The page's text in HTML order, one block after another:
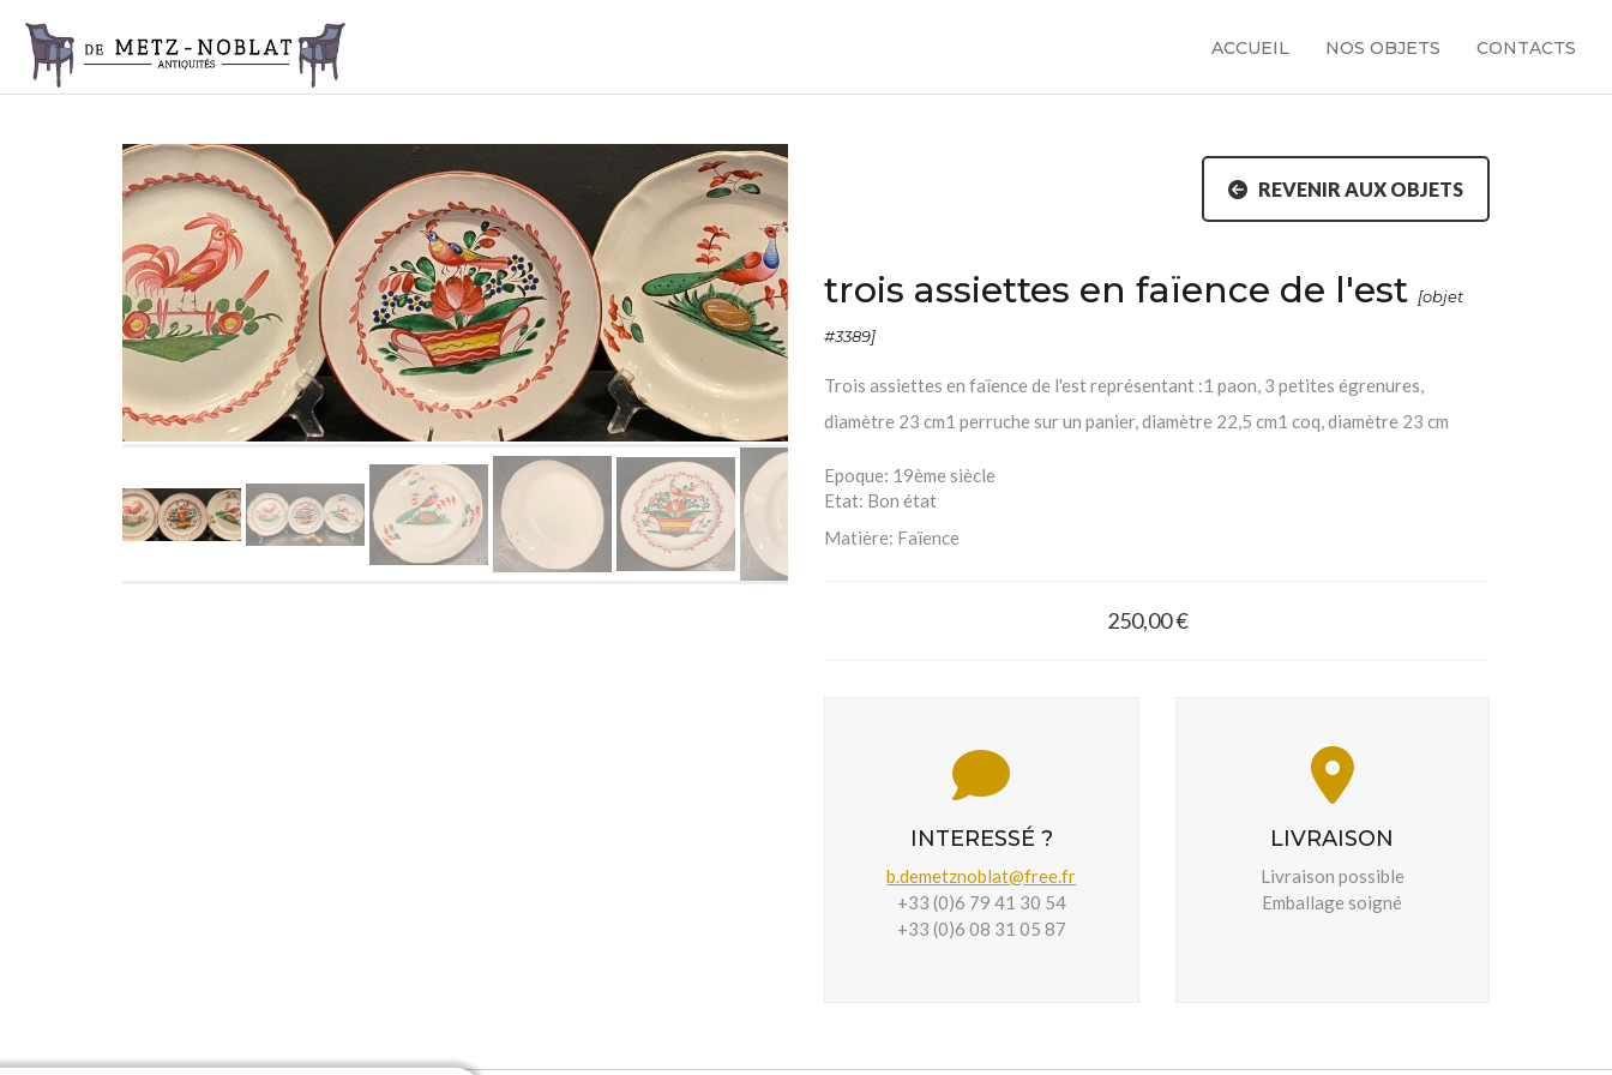
ACCUEIL NOS OBJETS CONTACTS
REVENIR AUX OBJETS
trois assiettes en faïence de l'est [objet
#3389]
Trois assiettes en faïence de l'est représentant :1 paon, 3 petites égrenures,
diamètre 23 cm1 perruche sur un panier, diamètre 22,5 cm1 coq, diamètre 23 cm
Epoque: 19ème siècle
Etat: Bon état
Matière: Faïence
250,00 €
INTERESSÉ ?
b.demetznoblat@free.fr
+33 (0)6 79 41 30 54
+33 (0)6 08 31 05 87
LIVRAISON
Livraison possible
Emballage soigné